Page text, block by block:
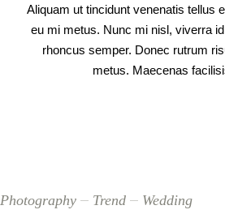
Aliquam ut tincidunt venenatis tellus
eu mi metus. Nunc mi nisl, viverra
rhoncus semper. Donec rutrum
metus. Maecenas
Photography Trend Wedding